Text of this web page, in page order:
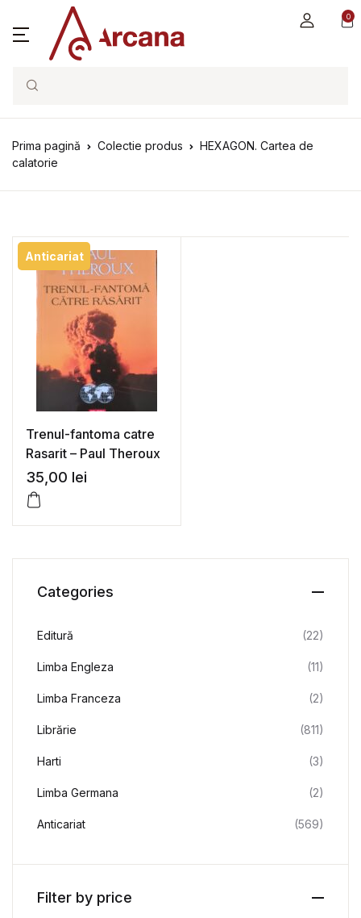
0
Search
Prima pagină Colectie produs
HEXAGON. Cartea de
calatorie
Anticariat
Trenul-fantoma catre
Rasarit – Paul Theroux
35,00 lei
Categories
Editură (22)
Limba Engleza (11)
Limba Franceza (2)
Librărie (811)
Harti (3)
Limba Germana (2)
Anticariat (569)
Filter by price